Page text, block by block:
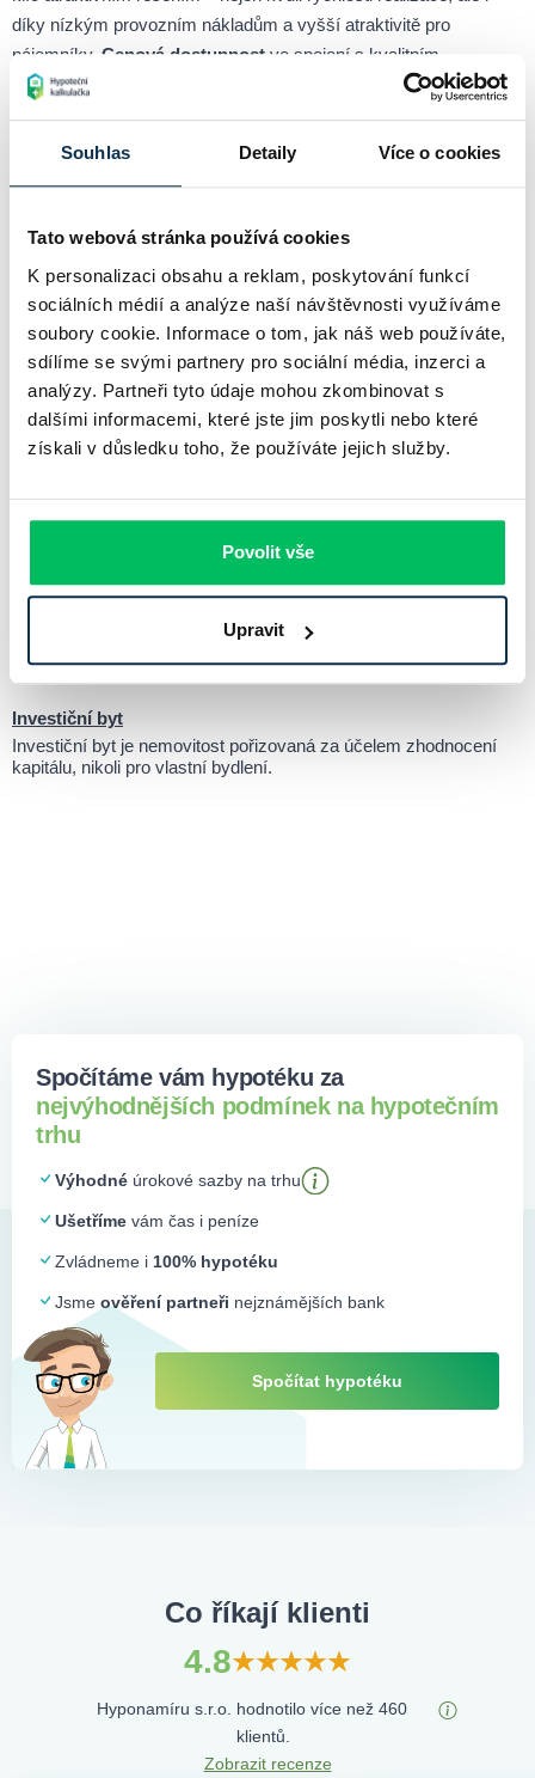
Souhlas Detaily Více o cookies
Tato webová stránka používá cookies
K personalizaci obsahu a reklam, poskytování funkcí
sociálních médií a analýze naší návštěvnosti využíváme
soubory cookie. Informace o tom, jak náš web používáte,
sdílíme se svými partnery pro sociální média, inzerci a
analýzy. Partneři tyto údaje mohou zkombinovat s
dalšími informacemi, které jste jim poskytli nebo které
získali v důsledku toho, že používáte jejich služby.
Povolit vše
Upravit
díky nízkým provozním nákladům a vyšší atraktivitě pro
nájemníky. Cenová dostupnost ve spojení s kvalitním
provedením dělá z tohoto typu bydlení velmi vyhledávanou
Související pojmy
Rodinný rozpočet
Plánování rodinných financí je základním stavebním kamenem
finanční stability každé domácnosti.
Katastr nemovitostí je veřejný seznam, ve kterém jsou evidovány
veškeré pozemky, budovy a práva k nemovitostem na území
Hodnota nemovitosti
Hodnota nemovitosti představuje odhadovanou částku, za kterou
by mohla být konkrétní nemovitost prodána na volném trhu mezi
nezávislými stranami.
Investiční byt
Investiční byt je nemovitost pořizovaná za účelem zhodnocení
kapitálu, nikoli pro vlastní bydlení.
Spočítáme vám hypotéku za
nejvýhodnějších podmínek na hypotečním
trhu
Výhodné úrokové sazby na trhu
Ušetříme vám čas i peníze
Zvládneme i 100% hypotéku
Jsme ověření partneři nejznámějších bank
Spočítat hypotéku
Co říkají klienti
4.8
Hyponamíru s.r.o. hodnotilo více než 460
klientů.
Zobrazit recenze